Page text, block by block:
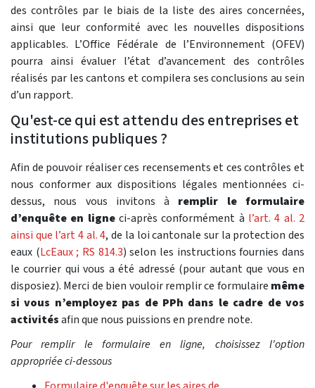
des contrôles par le biais de la liste des aires concernées,
ainsi que leur conformité avec les nouvelles dispositions
applicables. L’Office Fédérale de l’Environnement (OFEV)
pourra ainsi évaluer l’état d’avancement des contrôles
réalisés par les cantons et compilera ses conclusions au sein
d’un rapport.
Qu'est-ce qui est attendu des entreprises et
institutions publiques ?
Afin de pouvoir réaliser ces recensements et ces contrôles et
nous conformer aux dispositions légales mentionnées ci-
dessus, nous vous invitons à remplir le formulaire
d’enquête en ligneci-après conformément à l’art. 4 al. 2
ainsi que l’art 4 al. 4, de la loi cantonale sur la protection des
eaux (LcEaux ; RS 814.3) selon les instructions fournies dans
le courrier qui vous a été adressé (pour autant que vous en
disposiez). Merci de bien vouloir remplir ce formulaire même
si vous n’employez pas de PPh dans le cadre de vos
activitésafin que nous puissions en prendre note.
Pour remplir le formulaire en ligne, choisissez l'option
appropriée ci-dessous